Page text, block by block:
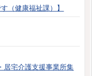
（健康福祉課）】
居宅介護支援事業所集